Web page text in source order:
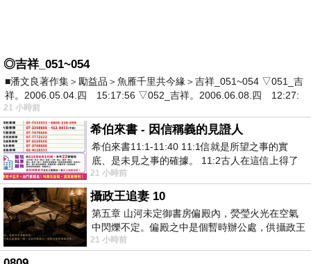
◎吉祥_051~054
■潘文良著作集＞勵益品＞魚雁千里共今緣＞吉祥_051~054 ▽051_吉
祥。2006.05.04.四 15:17:56 ▽052_吉祥。2006.06.08.四 12:27:
21 小時前
希伯來書 - 因信稱義的見證人
希伯來書11:1-11:40 11:1信就是所望之事的實
底、是未見之事的確據。 11:2古人在這信上得了
美好的證據。 11:3我們因着信、就知道
21 小時前
攝政王追妻 10
第五章 山河未定御書房偏殿內，熒瑩火光在空氣
中閃爍不定。偏殿之中是個暫時辦公處，供攝政王
於皇宮內廷裡處理公務已然很多年。房內
21 小時前